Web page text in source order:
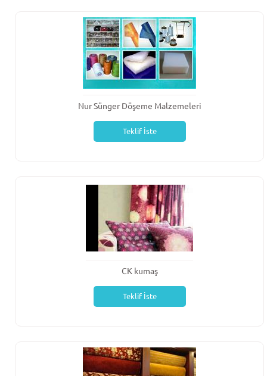
Nur Sünger Döşeme Malzemeleri
Teklif İste
CK kumaş
Teklif İste